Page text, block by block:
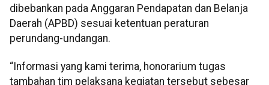
dibebankan pada Anggaran Pendapatan dan Belanja
Daerah (APBD) sesuai ketentuan peraturan
perundang-undangan.
“Informasi yang kami terima, honorarium tugas
tambahan tim pelaksana kegiatan tersebut sebesar